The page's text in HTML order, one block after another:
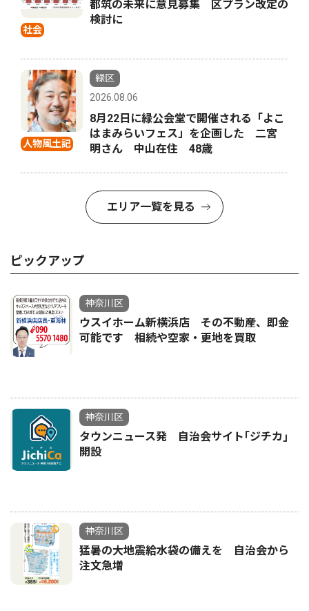
社会
都筑の未来に意見募集 区プラン改定の
検討に
人物風土記
緑区
2026.08.06
8月22日に緑公会堂で開催される「よこ
はまみらいフェス」を企画した 二宮
明さん 中山在住 48歳
エリア一覧を見る
ピックアップ
神奈川区
ウスイホーム新横浜店 その不動産、即金
可能です 相続や空家・更地を買取
神奈川区
タウンニュース発 自治会サイト｢ジチカ｣
開設
神奈川区
猛暑の大地震給水袋の備えを 自治会から
注文急増